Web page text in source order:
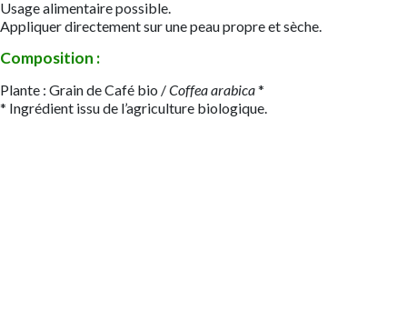
​Usage alimentaire possible.
Appliquer directement sur une peau propre et sèche.
Composition :
Plante : Grain de Café bio /Coffea arabica*
* Ingrédient issu de l’agriculture biologique.